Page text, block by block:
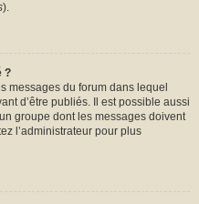
).
?
messages du forum dans lequel
d’être publiés. Il est possible aussi
groupe dont les messages doivent
l’administrateur pour plus